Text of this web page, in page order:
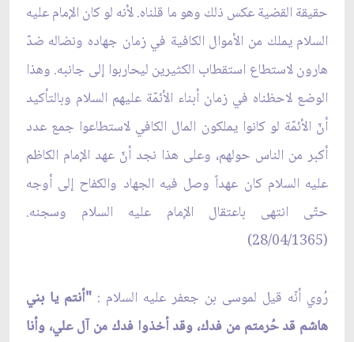
حقيقة القضية عكس ذلك وهو ما قلناه. لأنه لو كان الإمام عليه
السلام يملك من الأموال الكافية في زمان جهاده ونضاله ضدّ
هارون لاستطاع استقطاب الكثيرين ليحاربوا إلى جانبه. وهذا
الوضع لاحظناه في زمان أبناء الأئمّة عليهم السلام وبالتأكيد
أنّ الأئمّة لو كانوا يملكون المال الكافي لاستطاعوا جمع عدد
أكبر من الناس حولهم، وعلى هذا نجد أنّ عهد الإمام الكاظم
عليه السلام كان عهداً وصل فيه الجهاد والكفاح إلى أوجه
حتّى انتهى باعتقال الإمام عليه السلام وسجنه.
(28/04/1365)
رُوي أنّه قيل لموسى بن جعفر عليه السلام :"أنتم يا بني
هاشم قد حُرمتم من فدك، وقد أخذوا فدك من آل علي، وأنا